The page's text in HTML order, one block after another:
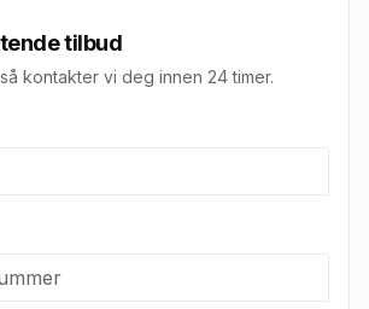
tilbud
kontakter vi deg innen 24 timer.